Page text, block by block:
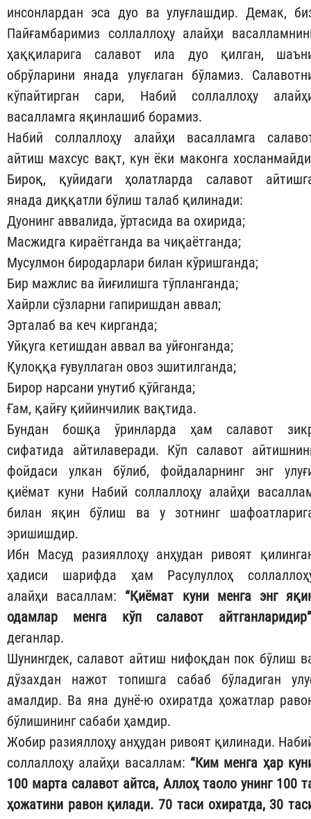
инсонлардан эса дуо ва улуғлашдир. Демак,
Пайғамбаримиз соллаллоҳу алайҳи
ҳаққиларига салавот ила дуо қилган,
обрўларини янада улуғлаган бўламиз.
кўпайтирган сари, Набий соллаллоҳу
васалламга яқинлашиб борамиз.
Набий соллаллоҳу алайҳи васалламга
айтиш махсус вақт, кун ёки маконга
Бироқ, қуйидаги ҳолатларда салавот
янада диққатли бўлиш талаб қилинади:
Дуонинг аввалида, ўртасида ва охирида;
Масжидга кираётганда ва чиқаётганда;
Мусулмон биродарлари билан кўришганда;
Бир мажлис ва йиғилишга тўпланганда;
Хайрли сўзларни гапиришдан аввал;
Эрталаб ва кеч кирганда;
Уйқуга кетишдан аввал ва уйғонганда;
Қулоққа ғувуллаган овоз эшитилганда;
Бирор нарсани унутиб қўйганда;
Ғам, қайғу қийинчилик вақтида.
Бундан бошқа ўринларда ҳам салавот
сифатида айтилаверади. Кўп салавот
фойдаси улкан бўлиб, фойдаларнинг энг
қиёмат куни Набий соллаллоҳу алайҳи
билан яқин бўлиш ва у зотнинг
эришишдир.
Ибн Масуд разияллоҳу анҳудан ривоят
ҳадиси шарифда ҳам Расулуллоҳ
алайҳи васаллам: “Қиёмат куни менга энг
одамлар менга кўп салавот айтганларидир”
деганлар.
Шунингдек, салавот айтиш нифоқдан пок бўлиш
дўзахдан нажот топишга сабаб бўладиган
амалдир. Ва яна дунё-ю охиратда ҳожатлар
бўлишининг сабаби ҳамдир.
Жобир разияллоҳу анҳудан ривоят қилинади.
соллаллоҳу алайҳи васаллам: “Ким менга ҳар
100 марта салавот айтса, Аллоҳ таоло унинг 100
ҳожатини равон қилади.70 таси охиратда, 30